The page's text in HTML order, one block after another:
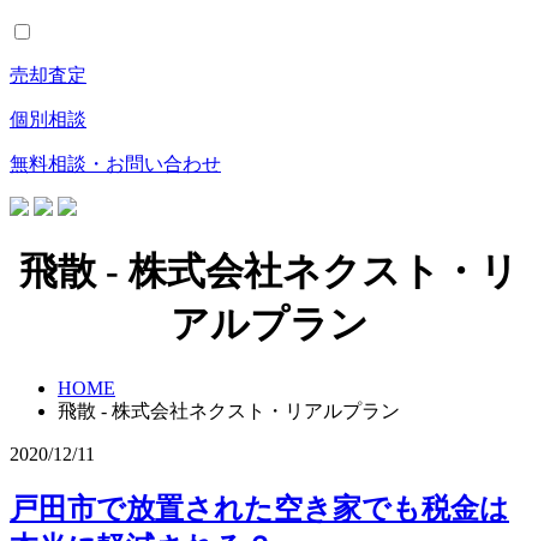
売却査定
個別相談
無料相談・お問い合わせ
飛散 - 株式会社ネクスト・リ
アルプラン
HOME
飛散 - 株式会社ネクスト・リアルプラン
2020/12/11
戸田市で放置された空き家でも税金は